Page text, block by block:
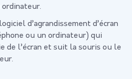
d’agrandissement d’écran
ou un ordinateur) qui
de l’écran et suit la souris ou le